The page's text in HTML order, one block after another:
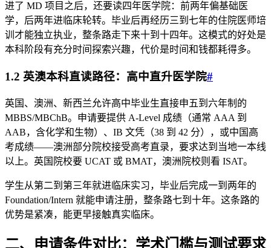
进了 MD 项目之后，还要读四年医学院：前两年偏基础医
学，后两年进临床轮转。毕业后再经历三到七年的住院医师培
训才能独立执业，整条路走下来十到十四年。这模式的好处是
本科阶段有充分时间探索兴趣，代价是时间和钱都耗得多。
1.2 英澳本科直读路径：高中直升医学院#
英国、澳洲、新西兰允许高中毕业生直接申五到六年制的
MBBS/MBChB。申请要提供 A-Level 成绩（通常 AAA 到
AAB，含化学和生物）、IB 文凭（38 到 42 分），或中国高
考成绩——澳洲部分院校接受高考直录，要求达到当地一本线
以上。英国院校要 UCAT 或 BMAT，澳洲院校则看 ISAT。
学生从第二到第三年就进临床实习，毕业后完成一到两年的
Foundation/Intern 就能申请注册，整条路七到十年。这条路的
优势是紧凑，能更早接触真实临床。
二、申请条件对比：学术门槛与测试要求